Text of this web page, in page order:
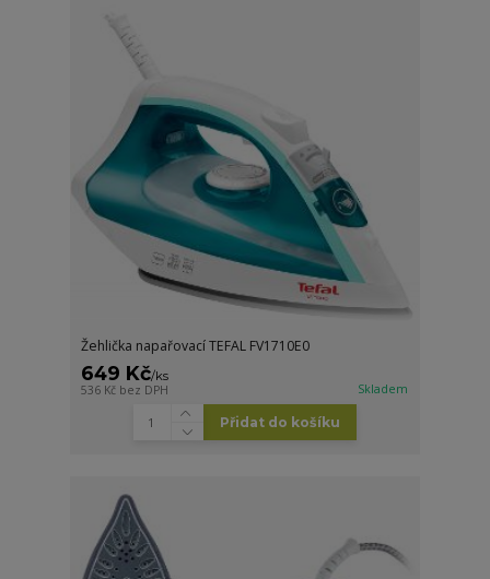
Žehlička napařovací TEFAL FV1710E0
649 Kč/ks
536 Kč bez DPH Skladem
Přidat do košíku